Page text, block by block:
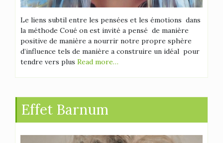
Le liens subtil entre les pensées et les émotions dans
la méthode Coué on est invité a pensé de manière
positive de manière a nourrir notre propre sphère
d’influence tels de manière a construire un idéal pour
tendre vers plus Read more…
Effet Barnum